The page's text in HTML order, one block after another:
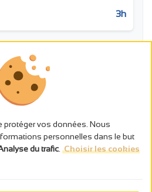
3h
vos données. Nous
personnelles dans le but
du trafic Choisir les cookies